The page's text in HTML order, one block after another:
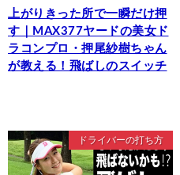
上がりきった所で一瞬だけ押
す｜MAX377ヤードの美女ド
ラコンプロ・押尾紗樹ちゃん
が教える！飛ばしのスイッチ
ドライバーの打ち方